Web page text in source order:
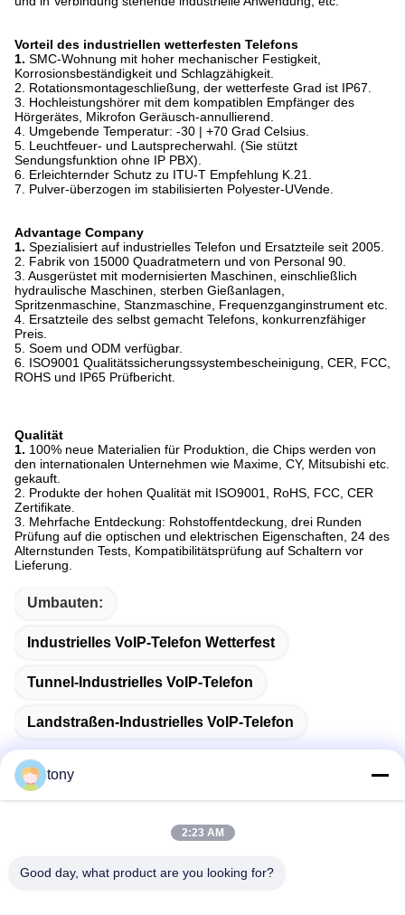
Vorteil des industriellen wetterfesten Telefons
1. SMC-Wohnung mit hoher mechanischer Festigkeit,
Korrosionsbeständigkeit und Schlagzähigkeit.
2. Rotationsmontageschließung, der wetterfeste Grad ist IP67.
3. Hochleistungshörer mit dem kompatiblen Empfänger des
Hörgerätes, Mikrofon Geräusch-annullierend.
4. Umgebende Temperatur: -30 | +70 Grad Celsius.
5. Leuchtfeuer- und Lautsprecherwahl. (Sie stützt
Sendungsfunktion ohne IP PBX).
6. Erleichternder Schutz zu ITU-T Empfehlung K.21.
7. Pulver-überzogen im stabilisierten Polyester-UVende.
Advantage Company
1. Spezialisiert auf industrielles Telefon und Ersatzteile seit 2005.
2. Fabrik von 15000 Quadratmetern und von Personal 90.
3. Ausgerüstet mit modernisierten Maschinen, einschließlich
hydraulische Maschinen, sterben Gießanlagen,
Spritzenmaschine, Stanzmaschine, Frequenzganginstrument etc.
4. Ersatzteile des selbst gemacht Telefons, konkurrenzfähiger
Preis.
5. Soem und ODM verfügbar.
6. ISO9001 Qualitätssicherungssystembescheinigung, CER, FCC,
ROHS und IP65 Prüfbericht.
Qualität
1. 100% neue Materialien für Produktion, die Chips werden von
den internationalen Unternehmen wie Maxime, CY, Mitsubishi etc.
gekauft.
2. Produkte der hohen Qualität mit ISO9001, RoHS, FCC, CER
Zertifikate.
3. Mehrfache Entdeckung: Rohstoffentdeckung, drei Runden
Prüfung auf die optischen und elektrischen Eigenschaften, 24 des
Alternstunden Tests, Kompatibilitätsprüfung auf Schaltern vor
Lieferung.
Umbauten:
Industrielles VoIP-Telefon Wetterfest
Tunnel-Industrielles VoIP-Telefon
Landstraßen-Industrielles VoIP-Telefon
Schnelle Kontaktaufnahme
Adresse
tony
2:23 AM
Good day, what product are you looking for?